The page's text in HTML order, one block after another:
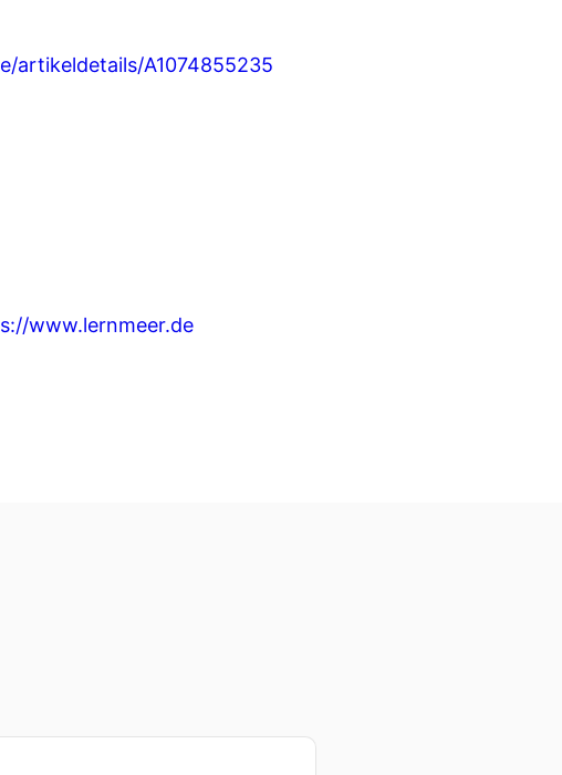
artikeldetails/A1074855235
www.lernmeer.de